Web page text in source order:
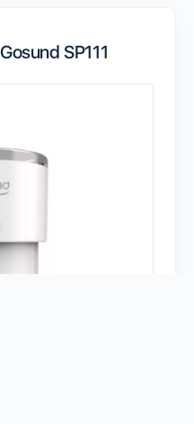
SP111